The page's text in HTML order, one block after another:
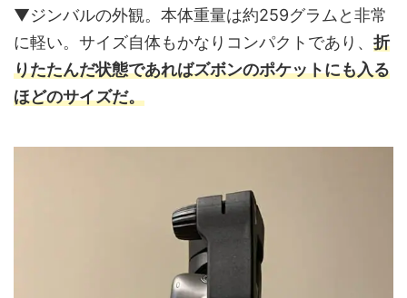
▼ジンバルの外観。本体重量は約259グラムと非常
に軽い。サイズ自体もかなりコンパクトであり、 折
りたたんだ状態であればズボンのポケットにも入る
ほどのサイズだ。